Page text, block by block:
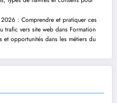
: Comprendre et pratiquer ces
trafic vers site web dans Formation
et opportunités dans les métiers du